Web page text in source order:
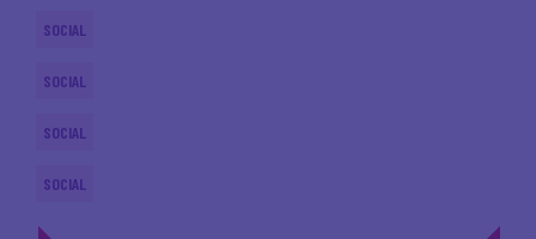
SOCIAL
SOCIAL
SOCIAL
SOCIAL